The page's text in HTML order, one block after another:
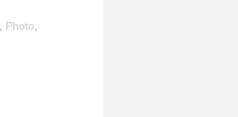
Photo